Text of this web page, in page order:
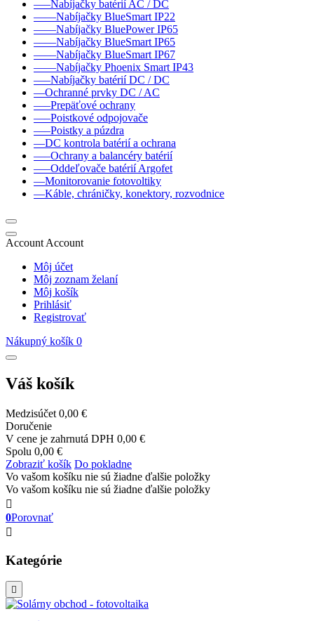
–––Nabíjačky batérií AC / DC
––––Nabíjačky BlueSmart IP22
––––Nabíjačky BluePower IP65
––––Nabíjačky BlueSmart IP65
––––Nabíjačky BlueSmart IP67
––––Nabíjačky Phoenix Smart IP43
–––Nabíjačky batérií DC / DC
––Ochranné prvky DC / AC
–––Prepäťové ochrany
–––Poistkové odpojovače
–––Poistky a púzdra
––DC kontrola batérií a ochrana
–––Ochrany a balancéry batérií
–––Oddeľovače batérií Argofet
––Monitorovanie fotovoltiky
––Káble, chráničky, konektory, rozvodnice
Account Account
Môj účet
Môj zoznam želaní
Môj košík
Prihlásiť
Registrovať
Nákupný košík 0
Váš košík
Medzisúčet 0,00 €
Doručenie
V cene je zahrnutá DPH 0,00 €
Spolu 0,00 €
Zobraziť košík Do pokladne
Vo vašom košíku nie sú žiadne ďalšie položky
Vo vašom košíku nie sú žiadne ďalšie položky

0Porovnať

Kategórie
